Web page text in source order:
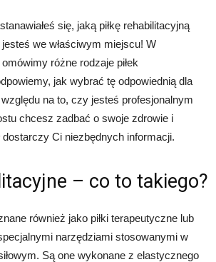
się, jaką piłkę rehabilitacyjną
we właściwym miejscu! W
różne rodzaje piłek
jak wybrać tę odpowiednią dla
na to, czy jesteś profesjonalnym
chcesz zadbać o swoje zdrowie i
dostarczy Ci niezbędnych informacji.
– co to takiego?
również jako piłki terapeutyczne lub
narzędziami stosowanymi w
Są one wykonane z elastycznego